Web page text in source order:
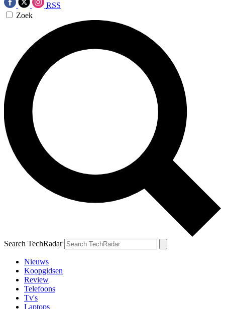
RSS
Zoek
Search TechRadar
Nieuws
Koopgidsen
Review
Telefoons
Tv's
Laptops